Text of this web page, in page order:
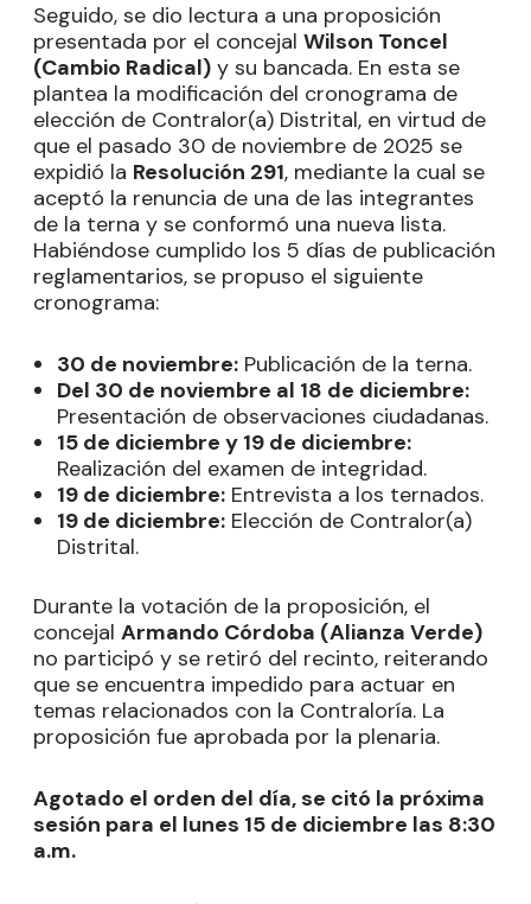
Seguido, se dio lectura a una proposición
presentada por el concejal Wilson Toncel
(Cambio Radical) y su bancada. En esta se
plantea la modificación del cronograma de
elección de Contralor(a) Distrital, en virtud de
que el pasado 30 de noviembre de 2025 se
expidió la Resolución 291, mediante la cual se
aceptó la renuncia de una de las integrantes
de la terna y se conformó una nueva lista.
Habiéndose cumplido los 5 días de publicación
reglamentarios, se propuso el siguiente
cronograma:
30 de noviembre: Publicación de la terna.
Del 30 de noviembre al 18 de diciembre:
Presentación de observaciones ciudadanas.
15 de diciembre y 19 de diciembre:
Realización del examen de integridad.
19 de diciembre: Entrevista a los ternados.
19 de diciembre: Elección de Contralor(a)
Distrital.
Durante la votación de la proposición, el
concejal Armando Córdoba (Alianza Verde)
no participó y se retiró del recinto, reiterando
que se encuentra impedido para actuar en
temas relacionados con la Contraloría. La
proposición fue aprobada por la plenaria.
Agotado el orden del día, se citó la próxima
sesión para el lunes 15 de diciembre las 8:30
a.m.